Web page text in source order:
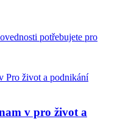
potřebujete pro
v pro život a